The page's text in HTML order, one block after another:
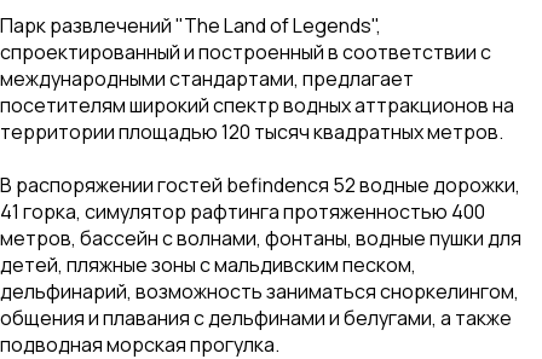
Парк развлечений "The Land of Legends",
спроектированный и построенный в соответствии с
международными стандартами, предлагает
посетителям широкий спектр водных аттракционов на
территории площадью 120 тысяч квадратных метров.
В распоряжении гостей befindenся 52 водные дорожки,
41 горка, симулятор рафтинга протяженностью 400
метров, бассейн с волнами, фонтаны, водные пушки для
детей, пляжные зоны с мальдивским песком,
дельфинарий, возможность заниматься сноркелингом,
общения и плавания с дельфинами и белугами, а также
подводная морская прогулка.